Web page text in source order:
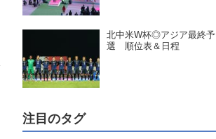
北中米W杯◎アジア最終予
選 順位表＆日程
注目のタグ